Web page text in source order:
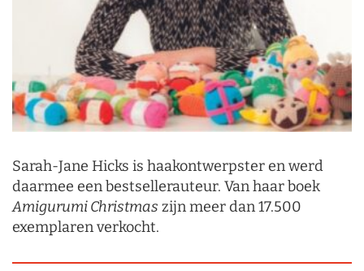
Sarah-Jane Hicks is haakontwerpster en werd
daarmee een bestsellerauteur. Van haar boek
Amigurumi Christmas zijn meer dan 17.500
exemplaren verkocht.